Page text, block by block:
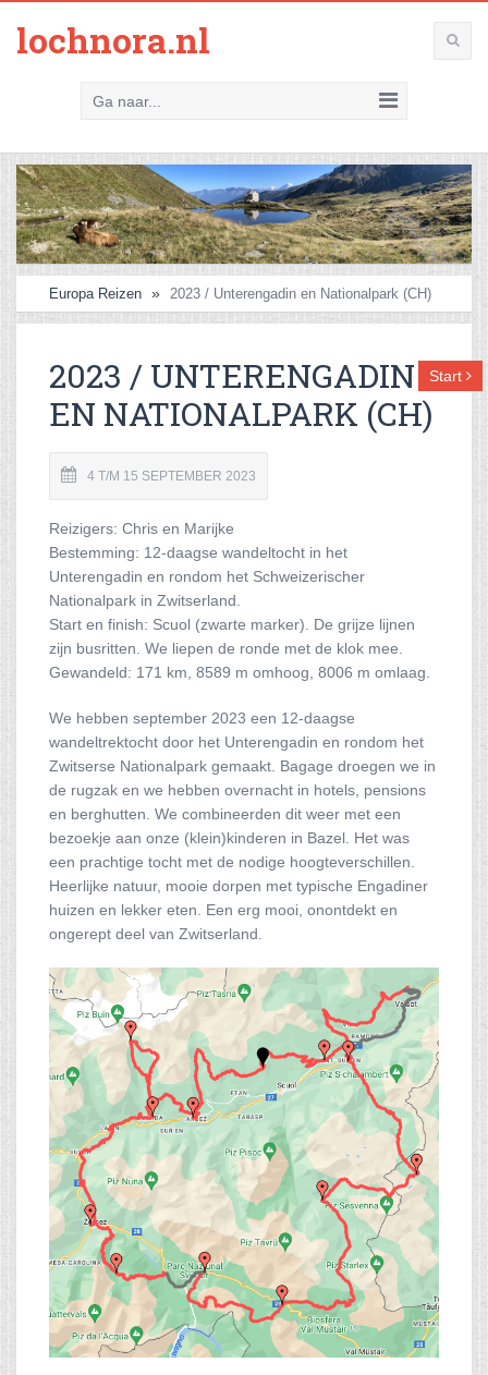
lochnora.nl
Ga naar...
Europa Reizen 2023 / Unterengadin en Nationalpark (CH)
Start
2023 / UNTERENGADIN
EN NATIONALPARK (CH)
4 T/M 15 SEPTEMBER 2023
Reizigers: Chris en Marijke
Bestemming: 12-daagse wandeltocht in het
Unterengadin en rondom het Schweizerischer
Nationalpark in Zwitserland.
Start en finish: Scuol (zwarte marker). De grijze lijnen
zijn busritten. We liepen de ronde met de klok mee.
Gewandeld: 171 km, 8589 m omhoog, 8006 m omlaag.
We hebben september 2023 een 12-daagse
wandeltrektocht door het Unterengadin en rondom het
Zwitserse Nationalpark gemaakt. Bagage droegen we in
de rugzak en we hebben overnacht in hotels, pensions
en berghutten. We combineerden dit weer met een
bezoekje aan onze (klein)kinderen in Bazel. Het was
een prachtige tocht met de nodige hoogteverschillen.
Heerlijke natuur, mooie dorpen met typische Engadiner
huizen en lekker eten. Een erg mooi, onontdekt en
ongerept deel van Zwitserland.